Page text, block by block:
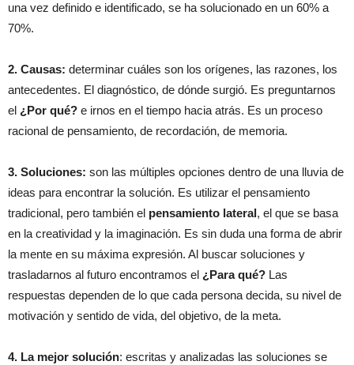
una vez definido e identificado, se ha solucionado en un 60% a
70%.
2. Causas: determinar cuáles son los orígenes, las razones, los
antecedentes. El diagnóstico, de dónde surgió. Es preguntarnos
el ¿Por qué? e irnos en el tiempo hacia atrás. Es un proceso
racional de pensamiento, de recordación, de memoria.
3. Soluciones: son las múltiples opciones dentro de una lluvia de
ideas para encontrar la solución. Es utilizar el pensamiento
tradicional, pero también el pensamiento lateral, el que se basa
en la creatividad y la imaginación. Es sin duda una forma de abrir
la mente en su máxima expresión. Al buscar soluciones y
trasladarnos al futuro encontramos el ¿Para qué? Las
respuestas dependen de lo que cada persona decida, su nivel de
motivación y sentido de vida, del objetivo, de la meta.
4. La mejor solución: escritas y analizadas las soluciones se